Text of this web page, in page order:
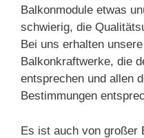
Balkonmodule etwas
schwierig, die
Bei uns erhalten
Balkonkraftwerke, die
entsprechen und allen
Bestimmungen
Es ist auch von großer